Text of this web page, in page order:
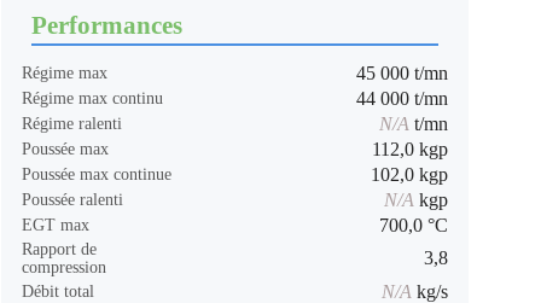
Performances
Régime max 45 000 t/mn
Régime max continu 44 000 t/mn
Régime ralenti N/A t/mn
Poussée max 112,0 kgp
Poussée max continue 102,0 kgp
Poussée ralenti N/A kgp
EGT max 700,0 °C
Rapport de
compression
3,8
Débit total N/A kg/s